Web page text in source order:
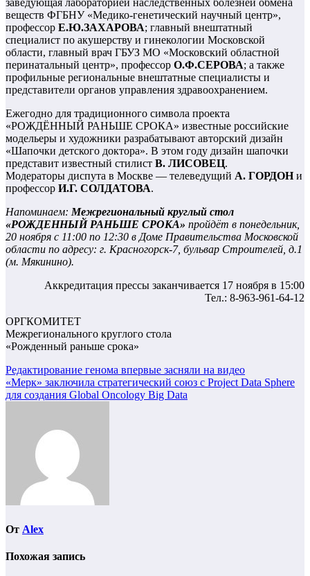
заведующая лабораторией наследственных болезней обмена
веществ ФГБНУ «Медико-генетический научный центр»,
профессор Е.Ю.ЗАХАРОВА; главный внештатный
специалист по акушерству и гинекологии Московской
области, главный врач ГБУЗ МО «Московский областной
перинатальный центр», профессор О.Ф.СЕРОВА; а также
профильные региональные внештатные специалисты и
представители органов управления здравоохранением.
Ежегодно для традиционного символа проекта
«РОЖДЁННЫЙ РАНЬШЕ СРОКА» известные российские
модельеры и художники разрабатывают авторский дизайн
«Шапочки детского доктора». В этом году дизайн шапочки
представит известный стилист В. ЛИСОВЕЦ.
Модераторы диспута в Москве — телеведущий А. ГОРДОНи
профессор И.Г. СОЛДАТОВА.
Напоминаем:Межрегиональный круглый стол
«РОЖДЕННЫЙ РАНЬШЕ СРОКА» пройдёт в понедельник,
20 ноября с 11:00 по 12:30 в Доме Правительства Московской
области по адресу: г. Красногорск-7, бульвар Строителей, д.1
(м. Мякинино).
Аккредитация прессы заканчивается 17 ноября в 15:00
Тел.: 8-963-961-64-12
ОРГКОМИТЕТ
Межрегионального круглого стола
«Рожденный раньше срока»
Навигация
по
Редактирование генома впервые засняли на видео
«Мерк» заключила стратегический союз с Project Data Sphere
для создания Global Oncology Big Data
От Alex
Похожая запись